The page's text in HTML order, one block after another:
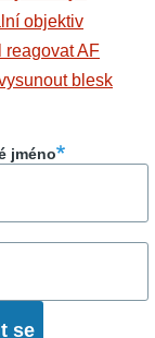
objektiv
reagovat AF
blesk
jméno